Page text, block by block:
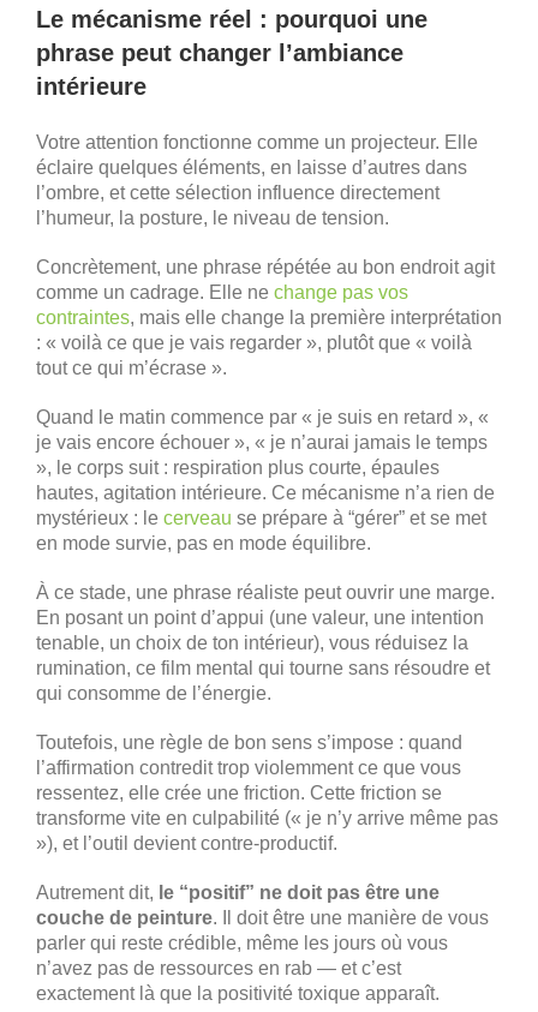
Le mécanisme réel : pourquoi une
phrase peut changer l’ambiance
intérieure
Votre attention fonctionne comme un projecteur. Elle
éclaire quelques éléments, en laisse d’autres dans
l’ombre, et cette sélection influence directement
l’humeur, la posture, le niveau de tension.
Concrètement, une phrase répétée au bon endroit agit
comme un cadrage. Elle ne change pas vos
contraintes, mais elle change la première interprétation
: « voilà ce que je vais regarder », plutôt que « voilà
tout ce qui m’écrase ».
Quand le matin commence par « je suis en retard », «
je vais encore échouer », « je n’aurai jamais le temps
», le corps suit : respiration plus courte, épaules
hautes, agitation intérieure. Ce mécanisme n’a rien de
mystérieux : le cerveau se prépare à “gérer” et se met
en mode survie, pas en mode équilibre.
À ce stade, une phrase réaliste peut ouvrir une marge.
En posant un point d’appui (une valeur, une intention
tenable, un choix de ton intérieur), vous réduisez la
rumination, ce film mental qui tourne sans résoudre et
qui consomme de l’énergie.
Toutefois, une règle de bon sens s’impose : quand
l’affirmation contredit trop violemment ce que vous
ressentez, elle crée une friction. Cette friction se
transforme vite en culpabilité (« je n’y arrive même pas
»), et l’outil devient contre-productif.
Autrement dit, le “positif” ne doit pas être une
couche de peinture. Il doit être une manière de vous
parler qui reste crédible, même les jours où vous
n’avez pas de ressources en rab — et c’est
exactement là que la positivité toxique apparaît.